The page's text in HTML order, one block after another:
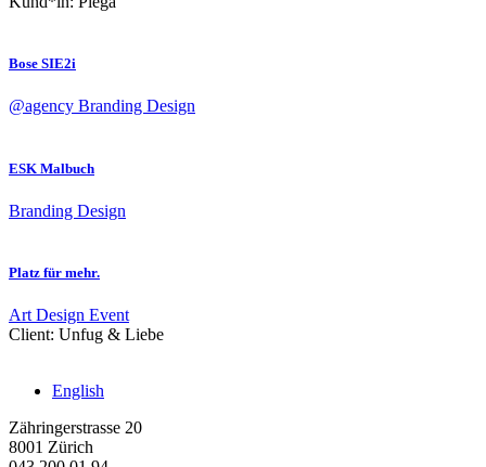
Bose SIE2i
@agency Branding Design
ESK Malbuch
Branding Design
Platz für mehr.
Art Design Event
Client: Unfug & Liebe
English
Zähringerstrasse 20
8001 Zürich